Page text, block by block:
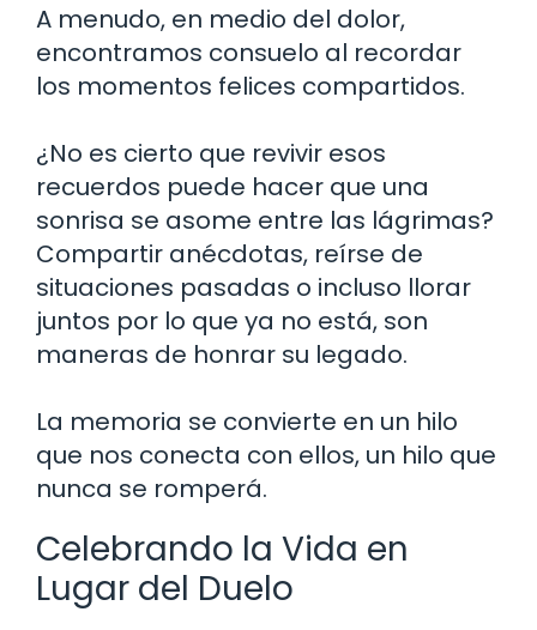
A menudo, en medio del dolor,
encontramos consuelo al recordar
los momentos felices compartidos.
¿No es cierto que revivir esos
recuerdos puede hacer que una
sonrisa se asome entre las lágrimas?
Compartir anécdotas, reírse de
situaciones pasadas o incluso llorar
juntos por lo que ya no está, son
maneras de honrar su legado.
La memoria se convierte en un hilo
que nos conecta con ellos, un hilo que
nunca se romperá.
Celebrando la Vida en
Lugar del Duelo